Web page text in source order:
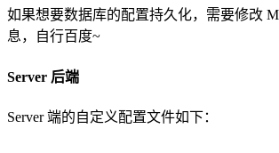
如果想要数据库的配置持久化，需要修改
息，自行百度~
Server 后端
Server 端的自定义配置文件如下：